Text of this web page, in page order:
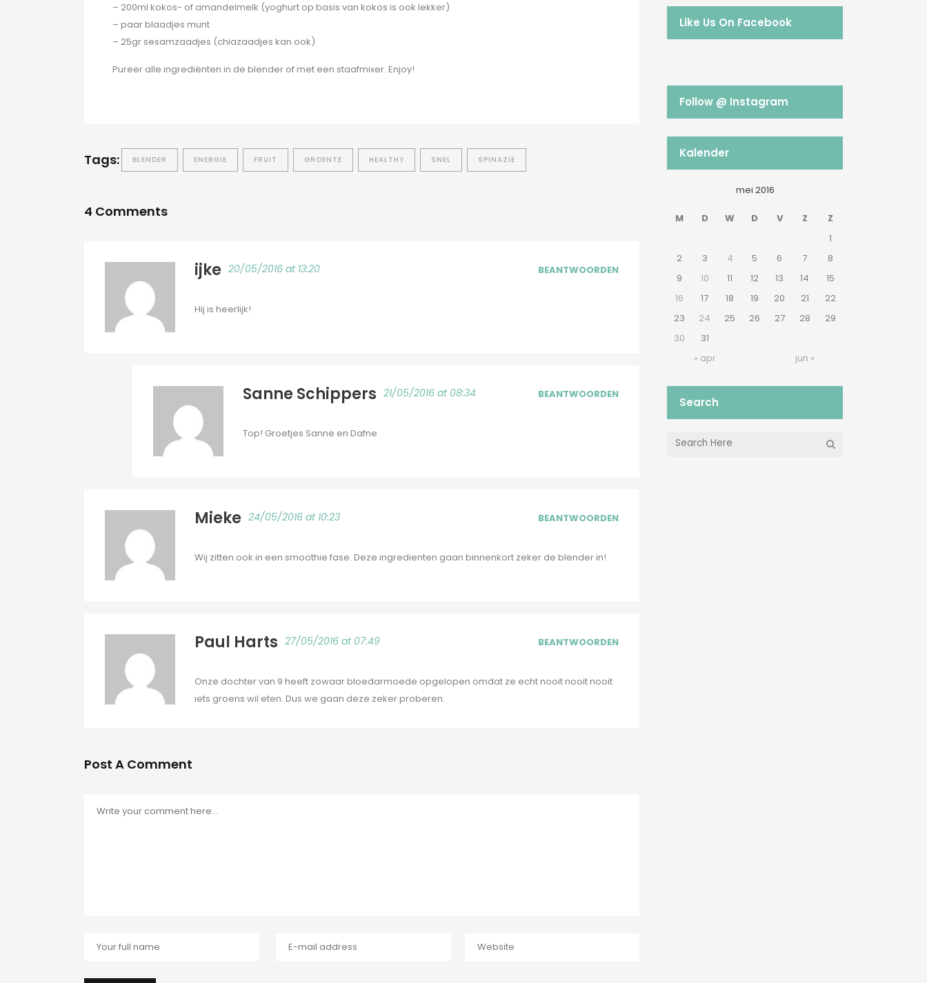
– 200ml kokos- of amandelmelk (yoghurt op basis van kokos is ook lekker)
– paar blaadjes munt
– 25gr sesamzaadjes (chiazaadjes kan ook)
Pureer alle ingrediënten in de blender of met een staafmixer. Enjoy!
Tags: BLENDER ENERGIE FRUIT GROENTE HEALTHY SNEL SPINAZIE
4 Comments
ijke 20/05/2016 at 13:20 BEANTWOORDEN
Hij is heerlijk!
Sanne Schippers 21/05/2016 at 08:34 BEANTWOORDEN
Top! Groetjes Sanne en Dafne
Mieke 24/05/2016 at 10:23 BEANTWOORDEN
Wij zitten ook in een smoothie fase. Deze ingredienten gaan binnenkort zeker de blender in!
Paul Harts 27/05/2016 at 07:49 BEANTWOORDEN
Onze dochter van 9 heeft zowaar bloedarmoede opgelopen omdat ze echt nooit nooit nooit
iets groens wil eten. Dus we gaan deze zeker proberen.
Post A Comment
Like Us On Facebook
Follow @ Instagram
Kalender
mei 2016
M D W D V Z Z
« apr jun »
1
2
3 4 5 6 7
8
9
10 11 12 13 14
15
16
17 18 19 20 21
22
23
24 25 26 27 28
29
30
31
Search